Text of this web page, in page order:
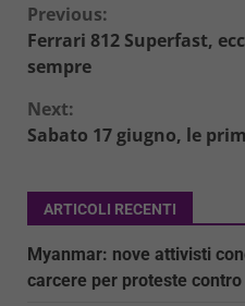
Continue
Reading
Previous:
Ferrari 812 Superfast,
sempre
Next:
Sabato 17 giugno, le
ARTICOLI RECENTI
Myanmar: nove attivisti
carcere per proteste